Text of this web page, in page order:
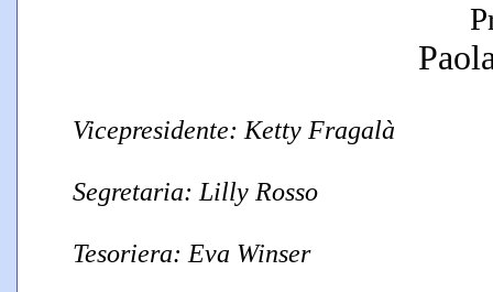
Vicepresidente: Ketty Fragalà
Segretaria: Lilly Rosso
Tesoriera: Eva Winser